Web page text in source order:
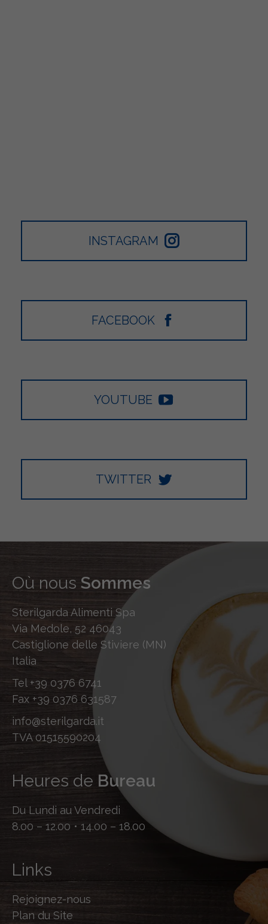
INSTAGRAM
FACEBOOK
YOUTUBE
TWITTER
Où nous Sommes
Sterilgarda Alimenti Spa
Via Medole, 52 46043
Castiglione delle Stiviere (MN)
Italia
Tel +39 0376 6741
Fax +39 0376 631587
info@sterilgarda.it
TVA 01515590204
Heures de Bureau
Du Lundi au Vendredi
8.00 – 12.00 • 14.00 – 18.00
Links
Rejoignez-nous
Plan du Site